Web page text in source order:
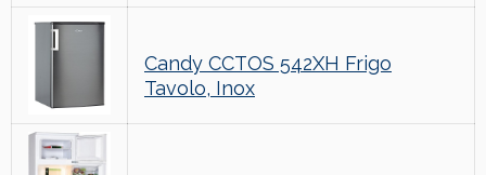
Candy CCTOS 542XH Frigo
Tavolo, Inox